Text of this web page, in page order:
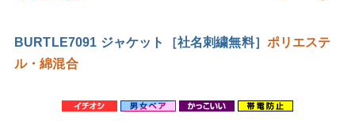
BURTLE7091 ジャケット［社名刺繍無料］ ポリエステ
ル・綿混合